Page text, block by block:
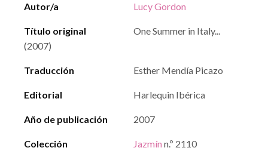
Autor/a Lucy Gordon
Título original
One Summer in Italy...
(2007)
Traducción Esther Mendía Picazo
Editorial Harlequin Ibérica
Año de publicación 2007
Colección Jazmín n.º 2110